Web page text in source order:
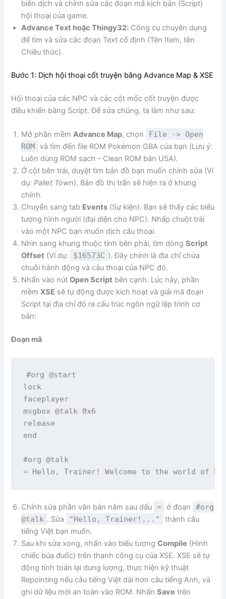
biên dịch và chỉnh sửa các đoạn mã kịch bản (Script)
hội thoại của game.
Advance Text hoặc Thingy32: Công cụ chuyên dụng
để tìm và sửa các đoạn Text cố định (Tên Item, tên
Chiêu thức).
Bước 1: Dịch hội thoại cốt truyện bằng Advance Map & XSE
Hội thoại của các NPC và các cột mốc cốt truyện được
điều khiển bằng Script. Để sửa chúng, ta làm như sau:
Mở phần mềmAdvance Map, chọn
File -> Open
ROM và tìm đến file ROM Pokémon GBA của bạn (Lưu ý:
Luôn dùng ROM sạch – Clean ROM bản USA).
Ở cột bên trái, duyệt tìm bản đồ bạn muốn chỉnh sửa (Ví
dụ:Pallet Town). Bản đồ thị trấn sẽ hiện ra ở khung
chính.
Chuyển sang tab Events (Sự kiện). Bạn sẽ thấy các biểu
tượng hình người (đại diện cho NPC). Nhấp chuột trái
vào một NPC bạn muốn dịch câu thoại.
Nhìn sang khung thuộc tính bên phải, tìm dòngScript
Offset (Ví dụ: $16573C ). Đây chính là địa chỉ chứa
chuỗi hành động và câu thoại của NPC đó.
Nhấn vào nútOpen Script bên cạnh. Lúc này, phần
mềmXSE sẽ tự động được kích hoạt và giải mã đoạn
Script tại địa chỉ đó ra cấu trúc ngôn ngữ lập trình cơ
bản:
Đoạn mã
#org @start
lock
faceplayer
msgbox @talk 0x6
release
end
#org @talk
Chỉnh sửa phần văn bản nằm sau dấu = ở đoạn
#org
@talk . Sửa "Hello, Trainer!..."
thành câu
tiếng Việt bạn muốn.
Sau khi sửa xong, nhấn vào biểu tượngCompile (Hình
chiếc búa đuốc) trên thanh công cụ của XSE. XSE sẽ tự
động tính toán lại dung lượng, thực hiện kỹ thuật
Repointing nếu câu tiếng Việt dài hơn câu tiếng Anh, và
ghi dữ liệu mới an toàn vào ROM. NhấnSave trên